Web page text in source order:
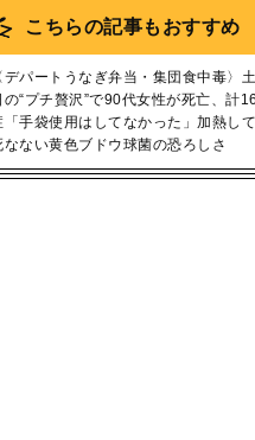
こちらの記事もおすすめ
デパートうなぎ弁当・集団食中毒〉
の“プチ贅沢”で90代女性が死亡、計
「手袋使用はしてなかった」加熱し
なない黄色ブドウ球菌の恐ろしさ